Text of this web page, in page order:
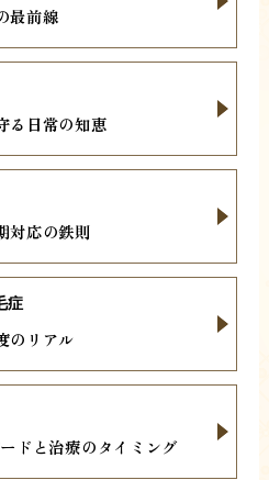
最前線
る日常の知恵
対応の鉄則
のリアル
症
ドと治療のタイミング